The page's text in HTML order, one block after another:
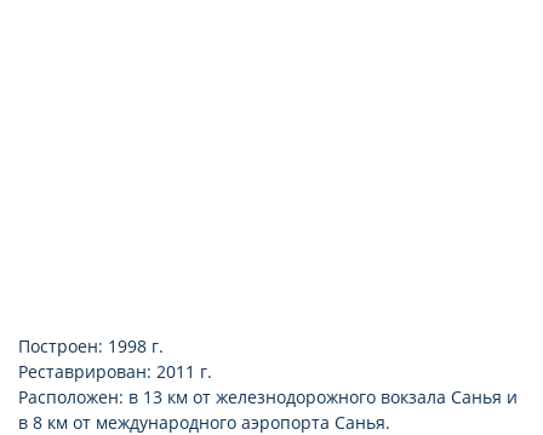
Построен: 1998 г.
Реставрирован: 2011 г.
Расположен: в 13 км от железнодорожного вокзала Санья и
в 8 км от международного аэропорта Санья.